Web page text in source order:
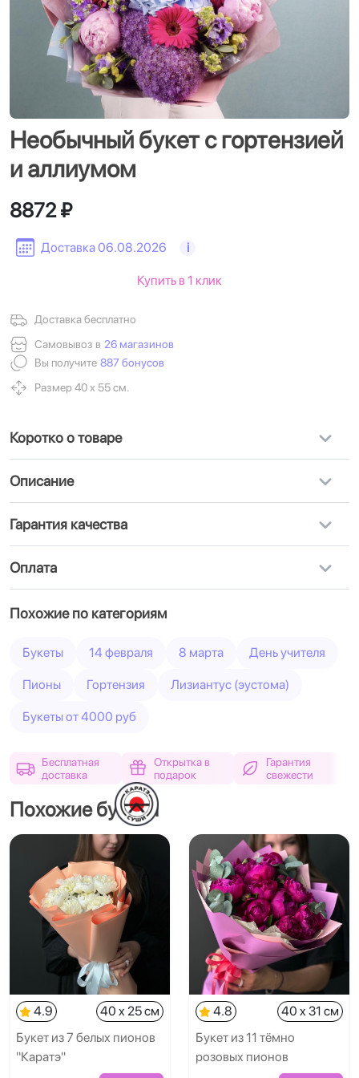
Необычный букет с гортензией
и аллиумом
Доставка 06.08.2026 i
8872 ₽
Доставка бесплатно
Самовывоз в 26 магазинов
Вы получите 887 бонусов
Размер 40 х 55 см.
Купить в 1 клик
Коротко о товаре
Описание
Гарантия качества
Оплата
Похожие по категориям
Букеты 14 февраля 8 марта День учителя
Пионы Гортензия Лизиантус (эустома)
Букеты от 4000 руб
Бесплатная
доставка
Открытка в
подарок
Гарантия
свежести
Похожие букеты
4.9
40 x 25 см
Букет из 7 белых пионов
"Каратэ"
4.8
40 x 31 см
Букет из 11 тёмно
розовых пионов